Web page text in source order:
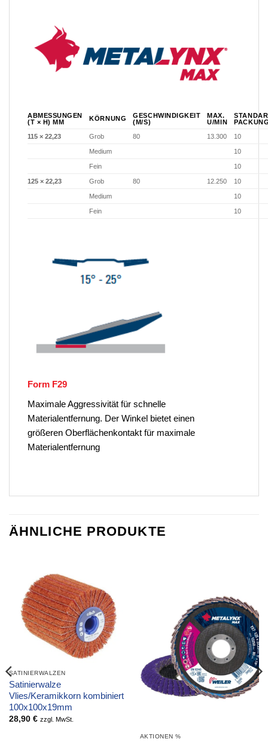
ABMESSUNGEN
(T × H) MM
KÖRNUNG
GESCHWINDIGKEIT
(M/S)
MAX.
U/MIN
115 × 22,23
Grob 80 13.300 10
Medium 10
Fein 10
125 × 22,23 Grob 80 12.250 10
Medium 10
Fein 10
Form F29
Maximale Aggressivität für schnelle
Materialentfernung. Der Winkel bietet einen
größeren Oberflächenkontakt für maximale
Materialentfernung
ÄHNLICHE PRODUKTE
SATINIERWALZEN
Satinierwalze
Vlies/Keramikkorn kombiniert
100x100x19mm
28,90 € zzgl. MwSt.
AKTIONEN %